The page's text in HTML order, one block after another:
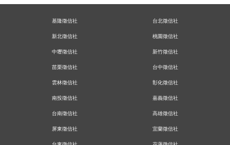
基隆徵信社 台北徵信社
新北徵信社 桃園徵信社
中壢徵信社 新竹徵信社
苗栗徵信社 台中徵信社
雲林徵信社 彰化徵信社
南投徵信社 嘉義徵信社
台南徵信社 高雄徵信社
屏東徵信社 宜蘭徵信社